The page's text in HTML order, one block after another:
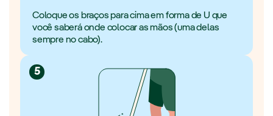
Coloque os braços para cima em forma de U que
você saberá onde colocar as mãos (uma delas
sempre no cabo).
5